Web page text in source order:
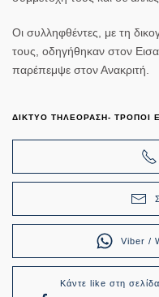
Οι συλληφθέντες, με τη
τους, οδηγήθηκαν στον
παρέπεμψε στον Ανακριτή.
ΔΙΚΤΥΟ ΤΗΛΕΟΡΑΣΗ- ΤΡΟΠΟΙ
Viber /
Κάντε like στη